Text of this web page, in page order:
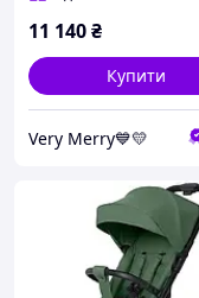
11 140₴
Купити
Very Merry💙💛